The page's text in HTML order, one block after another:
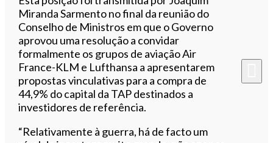
Miranda Sarmento no final da reunião do
Conselho de Ministros em que o Governo
aprovou uma resolução a convidar
formalmente os grupos de aviação Air
France-KLM e Lufthansa a apresentarem
propostas vinculativas para a compra de
44,9% do capital da TAP destinados a
investidores de referência.
“Relativamente à guerra, há de facto um